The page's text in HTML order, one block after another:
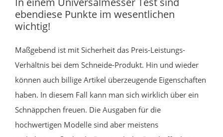
ebendiese Punkte im wesentlichen
wichtig!
Maßgebend ist mit Sicherheit das Preis-Leistungs-
Verhältnis bei dem Schneide-Produkt. Hin und wieder
können auch billige Artikel überzeugende Eigenschaften
haben. In diesem Fall kann man sich wirklich über ein
Schnäppchen freuen. Die Ausgaben für die
hochwertigen Modelle sind aber meistens